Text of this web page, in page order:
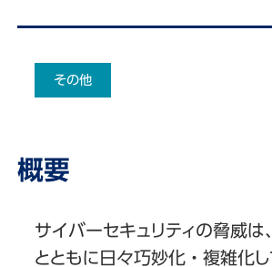
その他
概要
サイバーセキュリティの脅威
とともに日々巧妙化・複雑化